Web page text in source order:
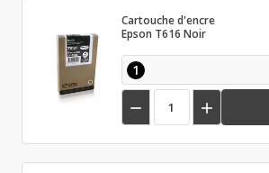
Cartouche d'encre
Epson T616 Noir
1
 